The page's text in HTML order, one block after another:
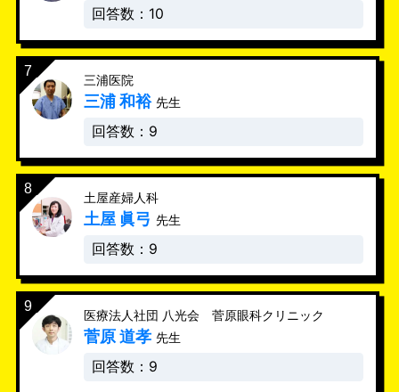
回答数：10
三浦医院
三浦 和裕 先生
回答数：9
土屋産婦人科
土屋 眞弓 先生
回答数：9
医療法人社団 八光会 菅原眼科クリニック
菅原 道孝 先生
回答数：9